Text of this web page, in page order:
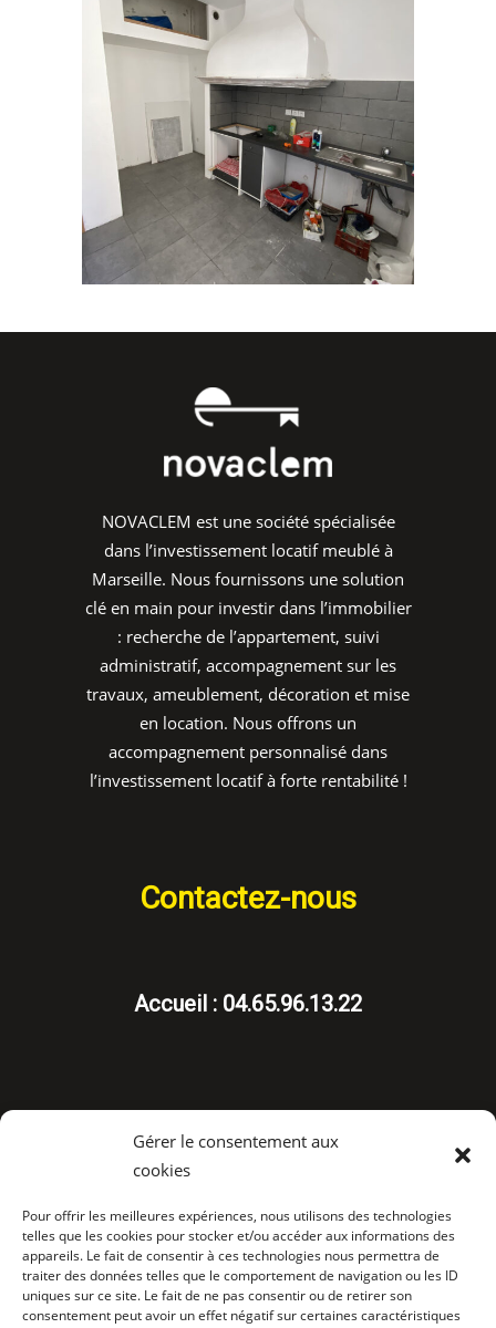
Gérer le consentement aux
cookies
Pour offrir les meilleures expériences, nous utilisons des technologies
telles que les cookies pour stocker et/ou accéder aux informations des
appareils. Le fait de consentir à ces technologies nous permettra de
traiter des données telles que le comportement de navigation ou les ID
uniques sur ce site. Le fait de ne pas consentir ou de retirer son
consentement peut avoir un effet négatif sur certaines caractéristiques
NOVACLEM est une société spécialisée
dans l’investissement locatif meublé à
Marseille. Nous fournissons une solution
clé en main pour investir dans l’immobilier
: recherche de l’appartement, suivi
administratif, accompagnement sur les
travaux, ameublement, décoration et mise
en location. Nous offrons un
accompagnement personnalisé dans
l’investissement locatif à forte rentabilité !
Contactez-nous
Accueil : 04.65.96.13.22